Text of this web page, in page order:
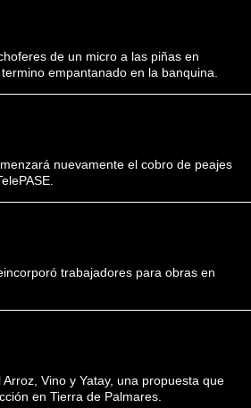
de un micro a las piñas en
empantanado en la banquina.
nuevamente el cobro de peajes
trabajadores para obras en
Vino y Yatay, una propuesta que
en Tierra de Palmares.